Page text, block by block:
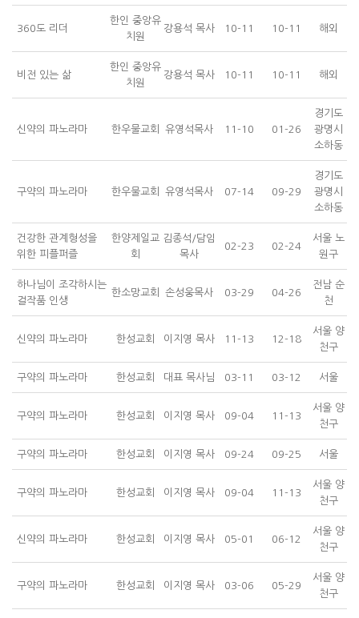
360도 리더
한인 중앙유
치원
강용석 목사 10-11 10-11 해외
비전 있는 삶
한인 중앙유
치원
강용석 목사 10-11 10-11 해외
신약의 파노라마 한우물교회 유영석목사 11-10 01-26
경기도
광명시
소하동
구약의 파노라마 한우물교회 유영석목사 07-14 09-29
경기도
광명시
소하동
건강한 관계형성을
위한 피플퍼즐
한양제일교
회
김종석/담임
목사
02-23 02-24
서울 노
원구
하나님이 조각하시는
걸작품 인생
한소망교회 손성웅목사 03-29 04-26
전남 순
천
신약의 파노라마 한성교회 이지영 목사 11-13 12-18
서울 양
천구
구약의 파노라마 한성교회 대표 목사님 03-11 03-12 서울
구약의 파노라마 한성교회 이지영 목사 09-04 11-13
서울 양
천구
구약의 파노라마 한성교회 이지영 목사 09-24 09-25 서울
구약의 파노라마 한성교회 이지영 목사 09-04 11-13
서울 양
천구
신약의 파노라마 한성교회 이지영 목사 05-01 06-12
서울 양
천구
구약의 파노라마 한성교회 이지영 목사 03-06 05-29
서울 양
천구